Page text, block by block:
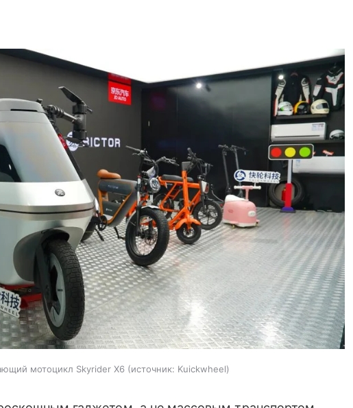
мотоцикл Skyrider X6 источник: Kuickwheel